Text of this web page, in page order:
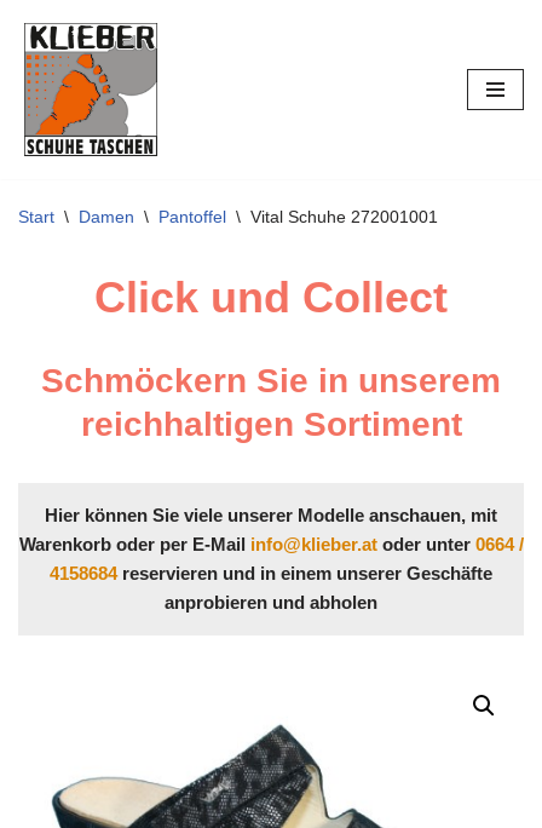
Zum
Inhalt
springen
Start \ Damen \ Pantoffel \ Vital Schuhe 272001001
Click und Collect
Schmöckern Sie in unserem
reichhaltigen Sortiment
Hier können Sie viele unserer Modelle anschauen, mit
Warenkorb oder per E-Mail info@klieber.atoder unter 0664 /
4158684reservieren und in einem unserer Geschäfte
anprobieren und abholen